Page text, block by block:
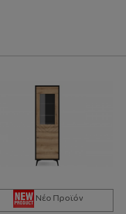
Νέο Προϊόν